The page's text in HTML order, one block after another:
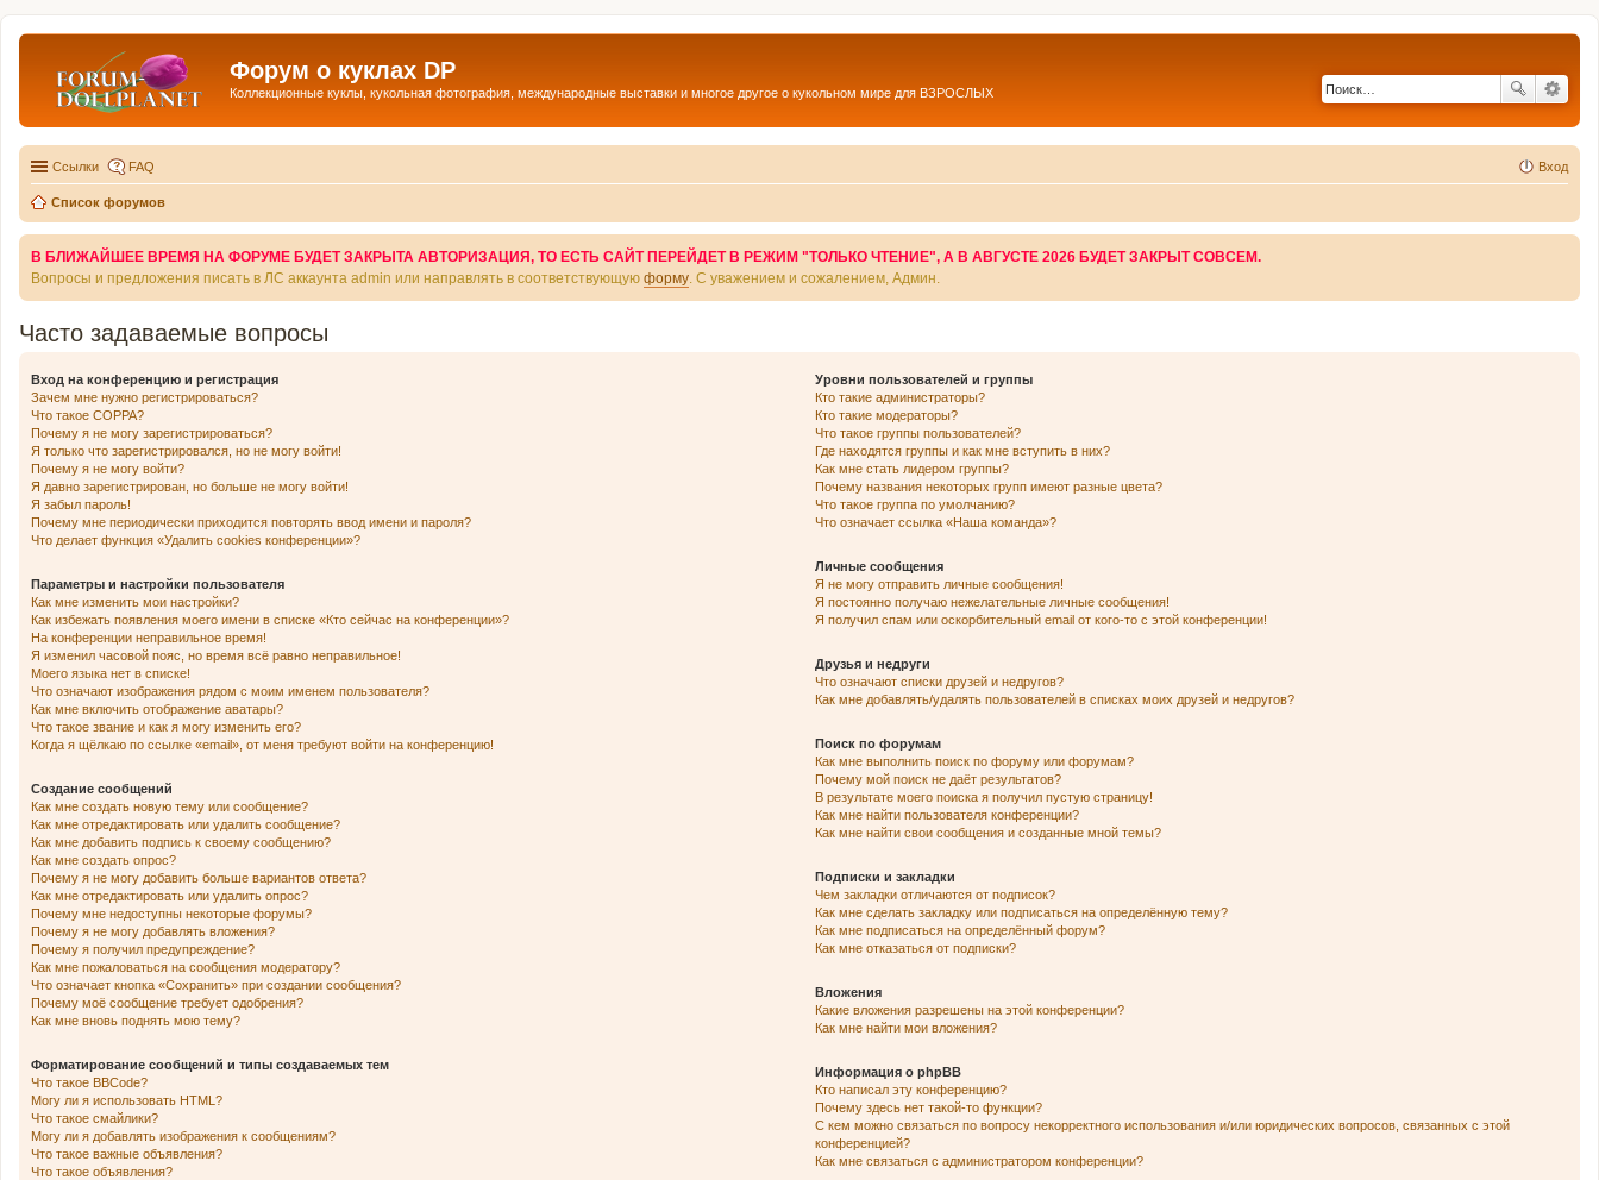
Форум о куклах DP
Коллекционные куклы, кукольная фотография, международные выставки и многое другое о кукольном мире для ВЗРОСЛЫХ
Ссылки FAQ Вход
Список форумов
В БЛИЖАЙШЕЕ ВРЕМЯ НА ФОРУМЕ БУДЕТ ЗАКРЫТА АВТОРИЗАЦИЯ, ТО ЕСТЬ САЙТ ПЕРЕЙДЕТ В РЕЖИМ "ТОЛЬКО ЧТЕНИЕ", А В АВГУСТЕ 2026 БУДЕТ ЗАКРЫТ СОВСЕМ.
Вопросы и предложения писать в ЛС аккаунта admin или направлять в соответствующую форму . С уважением и сожалением, Админ.
Часто задаваемые вопросы
Вход на конференцию и регистрация
Зачем мне нужно регистрироваться?
Что такое COPPA?
Почему я не могу зарегистрироваться?
Я только что зарегистрировался, но не могу войти!
Почему я не могу войти?
Я давно зарегистрирован, но больше не могу войти!
Я забыл пароль!
Почему мне периодически приходится повторять ввод имени и пароля?
Что делает функция «Удалить cookies конференции»?
Параметры и настройки пользователя
Как мне изменить мои настройки?
Как избежать появления моего имени в списке «Кто сейчас на конференции»?
На конференции неправильное время!
Я изменил часовой пояс, но время всё равно неправильное!
Моего языка нет в списке!
Что означают изображения рядом с моим именем пользователя?
Как мне включить отображение аватары?
Что такое звание и как я могу изменить его?
Когда я щёлкаю по ссылке «email», от меня требуют войти на конференцию!
Создание сообщений
Как мне создать новую тему или сообщение?
Как мне отредактировать или удалить сообщение?
Как мне добавить подпись к своему сообщению?
Как мне создать опрос?
Почему я не могу добавить больше вариантов ответа?
Как мне отредактировать или удалить опрос?
Почему мне недоступны некоторые форумы?
Почему я не могу добавлять вложения?
Почему я получил предупреждение?
Как мне пожаловаться на сообщения модератору?
Что означает кнопка «Сохранить» при создании сообщения?
Почему моё сообщение требует одобрения?
Как мне вновь поднять мою тему?
Форматирование сообщений и типы создаваемых тем
Что такое BBCode?
Могу ли я использовать HTML?
Что такое смайлики?
Могу ли я добавлять изображения к сообщениям?
Что такое важные объявления?
Что такое объявления?
Уровни пользователей и группы
Кто такие администраторы?
Кто такие модераторы?
Что такое группы пользователей?
Где находятся группы и как мне вступить в них?
Как мне стать лидером группы?
Почему названия некоторых групп имеют разные цвета?
Что такое группа по умолчанию?
Что означает ссылка «Наша команда»?
Личные сообщения
Я не могу отправить личные сообщения!
Я постоянно получаю нежелательные личные сообщения!
Я получил спам или оскорбительный email от кого-то с этой конференции!
Друзья и недруги
Что означают списки друзей и недругов?
Как мне добавлять/удалять пользователей в списках моих друзей и недругов?
Поиск по форумам
Как мне выполнить поиск по форуму или форумам?
Почему мой поиск не даёт результатов?
В результате моего поиска я получил пустую страницу!
Как мне найти пользователя конференции?
Как мне найти свои сообщения и созданные мной темы?
Подписки и закладки
Чем закладки отличаются от подписок?
Как мне сделать закладку или подписаться на определённую тему?
Как мне подписаться на определённый форум?
Как мне отказаться от подписки?
Вложения
Какие вложения разрешены на этой конференции?
Как мне найти мои вложения?
Информация о phpBB
Кто написал эту конференцию?
Почему здесь нет такой-то функции?
С кем можно связаться по вопросу некорректного использования и/или юридических вопросов, связанных с этой
конференцией?
Как мне связаться с администратором конференции?